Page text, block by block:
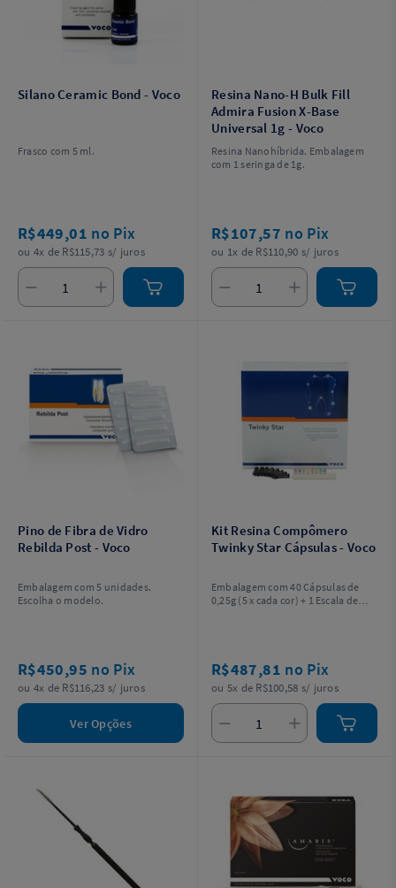
Silano Ceramic Bond - Voco
Frasco com 5 ml.
R$449,01 no Pix
ou 4x de R$115,73 s/ juros
Resina Nano-H Bulk Fill
Admira Fusion X-Base
Universal 1g - Voco
Resina Nanohíbrida. Embalagem
com 1 seringa de 1g.
R$107,57 no Pix
ou 1x de R$110,90 s/ juros
Pino de Fibra de Vidro
Rebilda Post - Voco
Embalagem com 5 unidades.
Escolha o modelo.
R$450,95 no Pix
ou 4x de R$116,23 s/ juros
Ver Opções
Kit Resina Compômero
Twinky Star Cápsulas - Voco
Embalagem com 40 Cápsulas de
0,25g (5 x cada cor) + 1 Escala de
R$487,81 no Pix
ou 5x de R$100,58 s/ juros